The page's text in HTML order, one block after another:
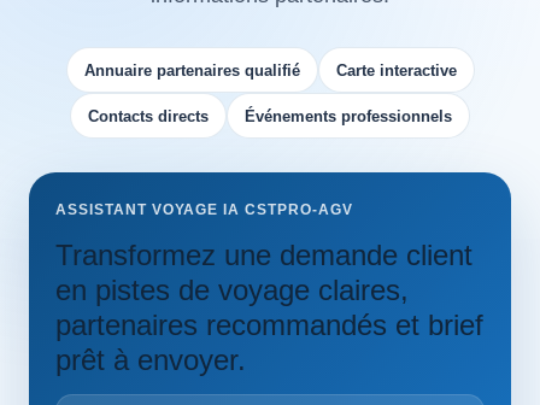
Annuaire partenaires qualifié Carte interactive
Contacts directs Événements professionnels
ASSISTANT VOYAGE IA CSTPRO-AGV
Transformez une demande client
en pistes de voyage claires,
partenaires recommandés et brief
prêt à envoyer.